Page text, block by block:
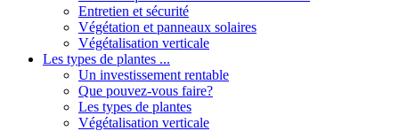
Entretien et sécurité
Végétation et panneaux solaires
Végétalisation verticale
Les types de plantes ...
Un investissement rentable
Que pouvez-vous faire?
Les types de plantes
Végétalisation verticale